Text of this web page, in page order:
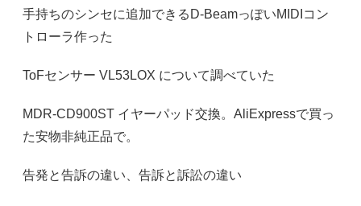
手持ちのシンセに追加できるD-BeamっぽいMIDIコン
トローラ作った
ToFセンサー VL53LOX について調べていた
MDR-CD900ST イヤーパッド交換。AliExpressで買っ
た安物非純正品で。
告発と告訴の違い、告訴と訴訟の違い